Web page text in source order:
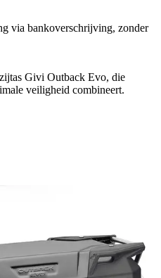
via bankoverschrijving, zonder
Givi Outback Evo, die
veiligheid combineert.